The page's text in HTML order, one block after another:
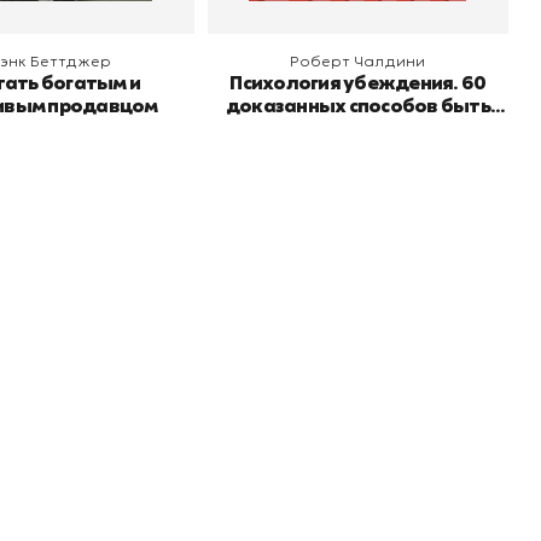
Беттджер
богатым и
продавцом
Роберт Чалдини
Психология убеждения. 60
доказанных способов быть